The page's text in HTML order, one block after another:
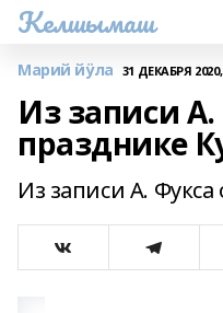
Келшымаш
Марий йӱла 31 ДЕКАБРЯ 2020,
Из записи А.
празднике
Из записи А. Фукса